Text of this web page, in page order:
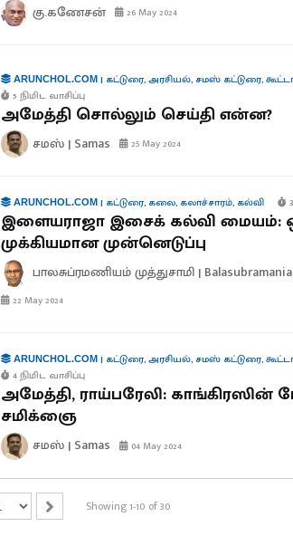
கு.கணேசன் 26 May 2024
ARUNCHOL.COM| கட்டுரை,அரசியல், சமஸ் கட்டுரை,
5 நிமிட வாசிப்பு
அமேத்தி சொல்லும் செய்தி என்ன?
சமஸ் | Samas 25 May 2024
ARUNCHOL.COM| கட்டுரை, கலை, கலாச்சாரம், கல்வி
இளையராஜா இசைக் கல்வி மையம்:
முக்கியமான முன்னெடுப்பு
பாலசுப்ரமணியம் முத்துசாமி |
22 May 2024
ARUNCHOL.COM| கட்டுரை,அரசியல், சமஸ் கட்டுரை,
4 நிமிட வாசிப்பு
அமேத்தி, ராய்பரேலி:
சமிக்ஞை
சமஸ் | Samas 04 May 2024
Showing 1-10 of 30